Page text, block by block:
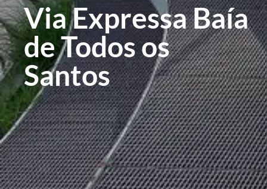
Via Expressa Baía
de Todos os
Santos